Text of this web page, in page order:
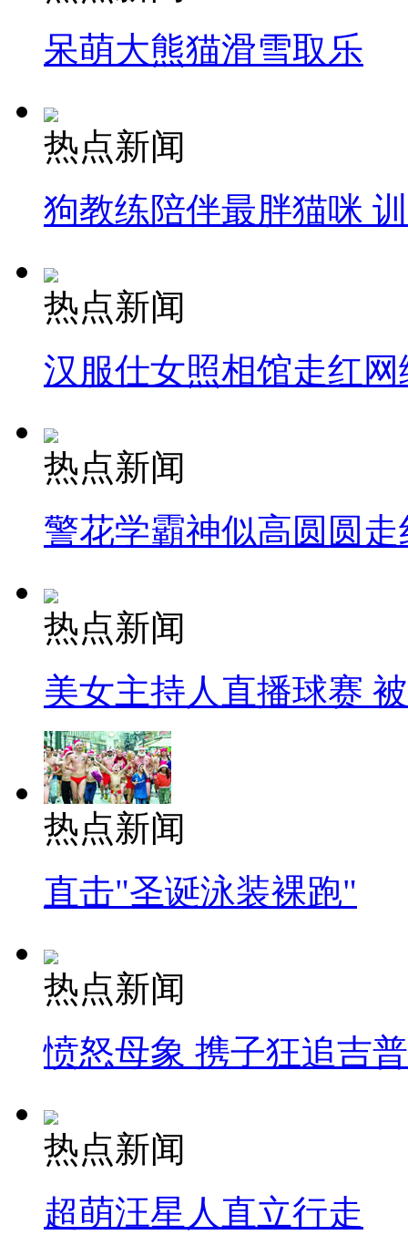
呆萌大熊猫滑雪取乐
热点新闻
狗教练陪伴最胖猫咪
热点新闻
汉服仕女照相馆走红网
热点新闻
警花学霸神似高圆圆走
热点新闻
美女主持人直播球赛
热点新闻
直击"圣诞泳装裸跑"
热点新闻
愤怒母象 携子狂追吉
热点新闻
超萌汪星人直立行走